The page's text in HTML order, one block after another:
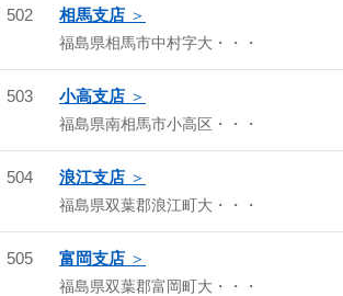
502 相馬支店
福島県相馬市中村字大・・・
503 小高支店
福島県南相馬市小高区・・・
504 浪江支店
福島県双葉郡浪江町大・・・
505 富岡支店
福島県双葉郡富岡町大・・・